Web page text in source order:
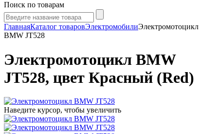
Поиск по товарам
ГлавнаяКаталог товаровЭлектромобилиЭлектромотоцикл
BMW JT528
Электромотоцикл BMW
JT528, цвет Красный (Red)
Наведите курсор, чтобы увеличить